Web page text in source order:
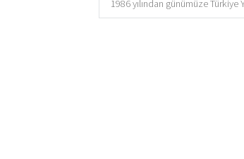
1986 yılından günümüze